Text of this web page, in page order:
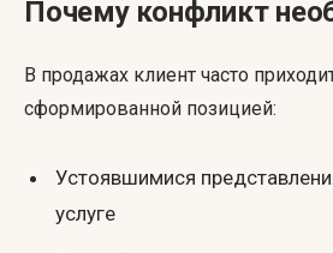
Почему конфликт
В продажах клиент часто
сформированной позицией:
Устоявшимися
услуге